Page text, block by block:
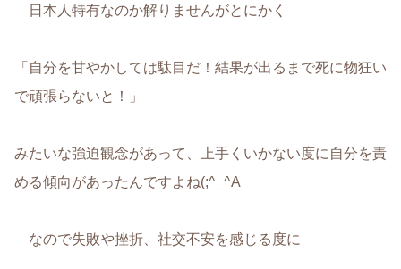
日本人特有なのか解りませんがとにかく
「自分を甘やかしては駄目だ！結果が出るまで死に物狂い
で頑張らないと！」
みたいな強迫観念があって、上手くいかない度に自分を責
める傾向があったんですよね(;^_^A
なので失敗や挫折、社交不安を感じる度に